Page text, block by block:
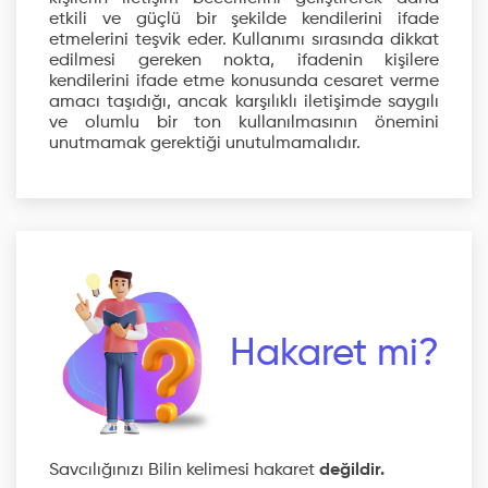
etkili ve güçlü bir şekilde kendilerini ifade
etmelerini teşvik eder. Kullanımı sırasında dikkat
edilmesi gereken nokta, ifadenin kişilere
kendilerini ifade etme konusunda cesaret verme
amacı taşıdığı, ancak karşılıklı iletişimde saygılı
ve olumlu bir ton kullanılmasının önemini
unutmamak gerektiği unutulmamalıdır.
Hakaret mi?
Savcılığınızı Bilin kelimesi hakaret değildir.